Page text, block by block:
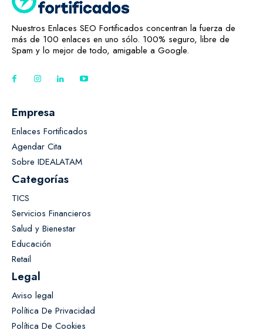
Nuestros Enlaces SEO Fortificados concentran la fuerza de
más de 100 enlaces en uno sólo. 100% seguro, libre de
Spam y lo mejor de todo, amigable a Google.
Empresa
Enlaces Fortificados
Agendar Cita
Sobre IDEALATAM
Categorías
TICS
Servicios Financieros
Salud y Bienestar
Educación
Retail
Legal
Aviso legal
Política De Privacidad
Política De Cookies